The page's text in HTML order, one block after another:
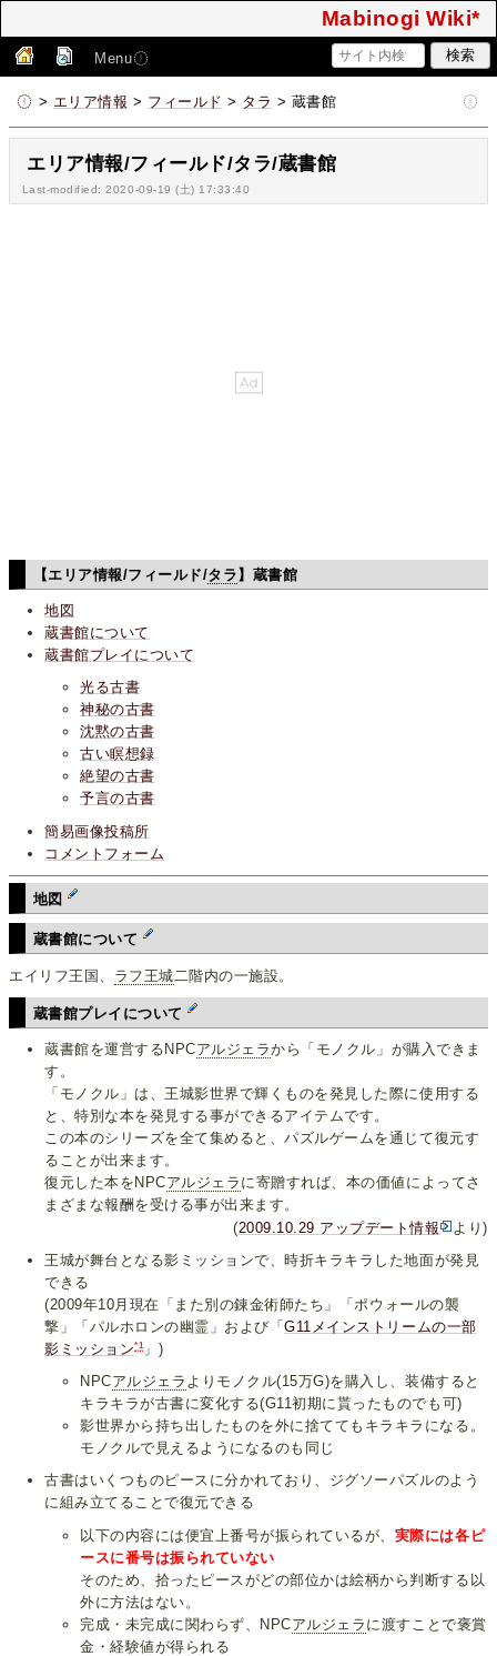
Mabinogi Wiki*
Menu
> エリア情報 > フィールド > タラ > 蔵書館
エリア情報/フィールド/タラ/蔵書館
Last-modified: 2020-09-19 (土) 17:33:40
【エリア情報/フィールド/タラ 】蔵書館
地図
蔵書館について
蔵書館プレイについて
光る古書
神秘の古書
沈黙の古書
古い瞑想録
絶望の古書
予言の古書
簡易画像投稿所
コメントフォーム
地図
蔵書館について
エイリフ王国、 ラフ王城 二階内の一施設。
蔵書館プレイについて
蔵書館を運営するNPCアルジェラから「モノクル」が購入できま
す。
「モノクル」は、王城影世界で輝くものを発見した際に使用する
と、特別な本を発見する事ができるアイテムです。
この本のシリーズを全て集めると、パズルゲームを通じて復元す
ることが出来ます。
復元した本をNPCアルジェラ に寄贈すれば、本の価値によってさ
まざまな報酬を受ける事が出来ます。
(2009.10.29 アップデート情報
より)
王城が舞台となる影ミッションで、時折キラキラした地面が発見
できる
(2009年10月現在「また別の錬金術師たち」「ポウォールの襲
撃」「パルホロンの幽霊」および「G11メインストリームの一部
影ミッション*1」)
NPCアルジェラ よりモノクル(15万G)を購入し、装備すると
キラキラが古書に変化する(G11初期に貰ったものでも可)
影世界から持ち出したものを外に捨ててもキラキラになる。
モノクルで見えるようになるのも同じ
古書はいくつものピースに分かれており、ジグソーパズルのよう
に組み立てることで復元できる
以下の内容には便宜上番号が振られているが、 実際には各ピ
ースに番号は振られていない
そのため、拾ったピースがどの部位かは絵柄から判断する以
外に方法はない。
完成・未完成に関わらず、NPCアルジェラ に渡すことで褒賞
金・経験値が得られる